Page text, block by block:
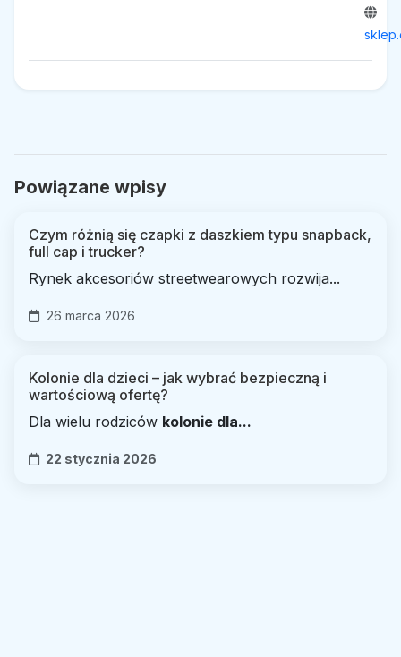
Powiązane wpisy
Czym różnią się czapki z daszkiem typu snapback,
full cap i trucker?
Rynek akcesoriów streetwearowych rozwija...
26 marca 2026
Kolonie dla dzieci – jak wybrać bezpieczną i
wartościową ofertę?
Dla wielu rodziców kolonie dla...
22 stycznia 2026